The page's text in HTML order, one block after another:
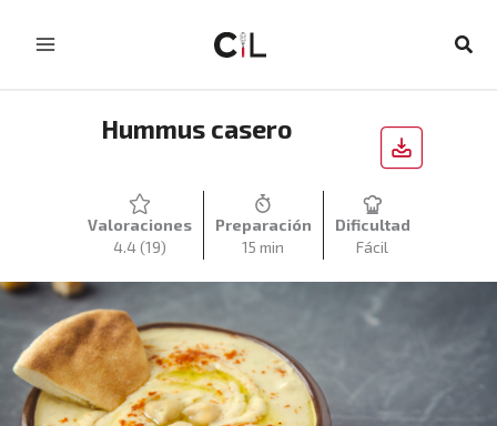
Hummus casero
Valoraciones
4.4 (19)
Preparación
15 min
Dificultad
Fácil